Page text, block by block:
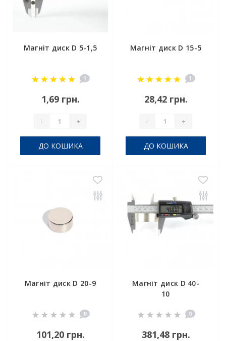
Магніт диск D 5-1,5
1
1,69 грн.
- +
ДО КОШИКА
Магніт диск D 15-5
1
28,42 грн.
- +
ДО КОШИКА
Магніт диск D 20-9
0
101,20 грн.
Магніт диск D 40-
10
0
381,48 грн.